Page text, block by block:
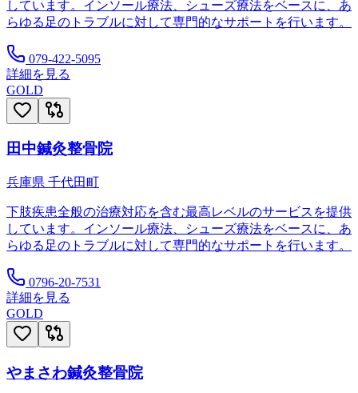
しています。インソール療法、シューズ療法をベースに、あ
らゆる足のトラブルに対して専門的なサポートを行います。
079-422-5095
詳細を見る
GOLD
田中鍼灸整骨院
兵庫県 千代田町
下肢疾患全般の治療対応を含む最高レベルのサービスを提供
しています。インソール療法、シューズ療法をベースに、あ
らゆる足のトラブルに対して専門的なサポートを行います。
0796-20-7531
詳細を見る
GOLD
やまさわ鍼灸整骨院